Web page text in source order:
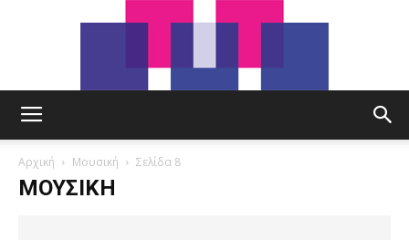
Αρχική Μουσική Σελίδα 8
ΜΟΥΣΙΚΉ